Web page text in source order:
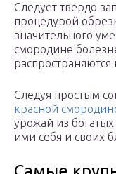
Следует твердо
процедурой
значительного
смородине
Следуя простым
красной
урожай из
ими себя и своих